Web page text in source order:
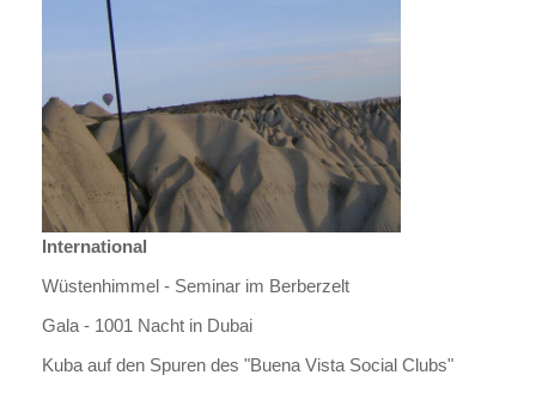
International
Wüstenhimmel - Seminar im Berberzelt
Gala - 1001 Nacht in Dubai
Kuba auf den Spuren des "Buena Vista Social Clubs"